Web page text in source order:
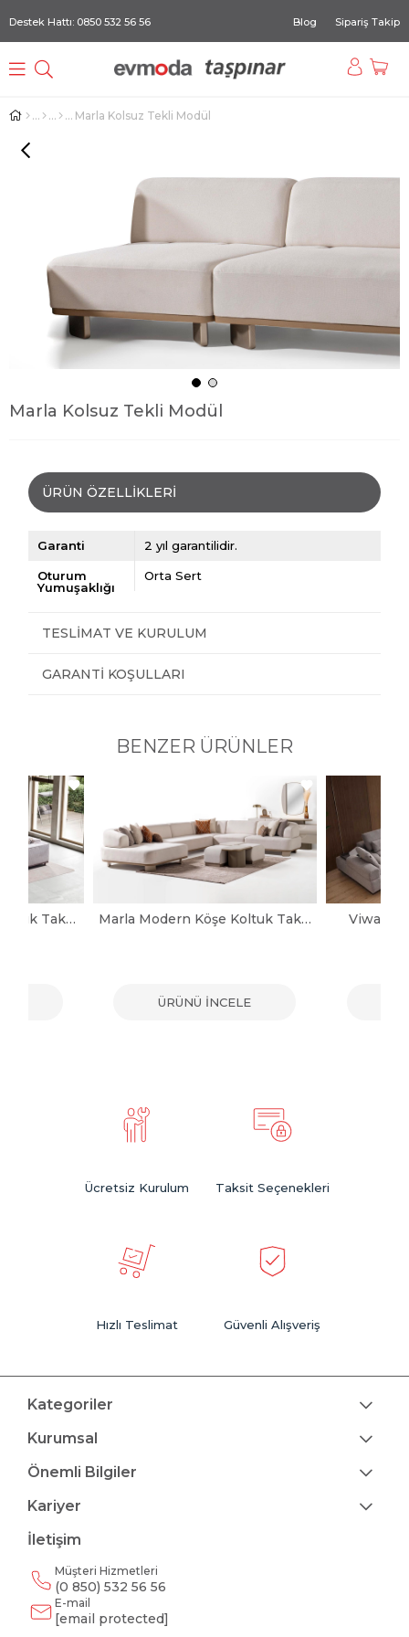
Destek Hattı: 0850 532 56 56 Blog Sipariş Takip
Marla Kolsuz Tekli Modül
Marla Kolsuz Tekli Modül
ÜRÜN ÖZELLIKLERI
Garanti 2 yıl garantilidir.
Oturum
Yumuşaklığı
Orta Sert
TESLIMAT VE KURULUM
GARANTI KOŞULLARI
BENZER ÜRÜNLER
Noya Modern Köşe Koltuk Takımı Marla Modern Köşe Koltuk Takımı
ÜRÜNÜ İNCELE
Viwax
Ücretsiz Kurulum Taksit Seçenekleri
Hızlı Teslimat Güvenli Alışveriş
Kategoriler
Kurumsal
Önemli Bilgiler
Kariyer
İletişim
Müşteri Hizmetleri
(0 850) 532 56 56
E-mail
[email protected]